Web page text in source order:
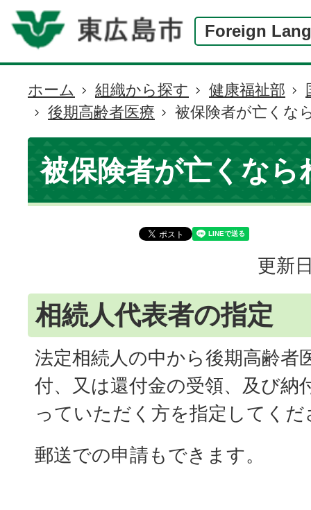
Foreign
現
在
の
位
置
ホーム 組織から探す 健康福祉部
後期高齢者医療
被保険者が亡くな
被保険者が亡くなら
更新
相続人代表者の指定
法定相続人の中から後期高齢者
付、又は還付金の受領、及び納
っていただく方を指定してくだ
郵送での申請もできます。